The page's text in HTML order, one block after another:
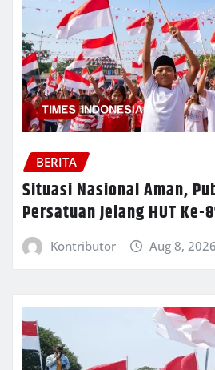
BERITA
Situasi Nasional Aman,
Persatuan Jelang HUT Ke-
Kontributor Aug 8, 2026